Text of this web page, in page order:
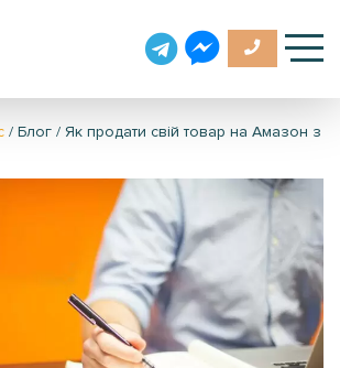
/ Блог / Як продати свій товар на Амазон з